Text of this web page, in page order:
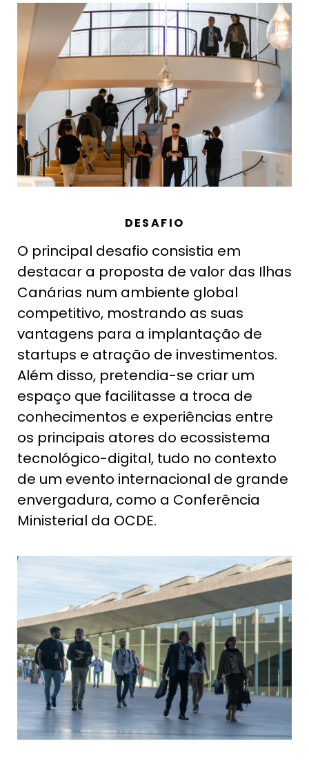
DESAFIO
O principal desafio consistia em
destacar a proposta de valor das Ilhas
Canárias num ambiente global
competitivo, mostrando as suas
vantagens para a implantação de
startups e atração de investimentos.
Além disso, pretendia-se criar um
espaço que facilitasse a troca de
conhecimentos e experiências entre
os principais atores do ecossistema
tecnológico-digital, tudo no contexto
de um evento internacional de grande
envergadura, como a Conferência
Ministerial da OCDE.